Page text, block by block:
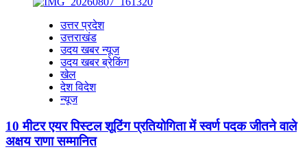
उत्तर प्रदेश
उत्तराखंड
उदय खबर न्यूज
उदय खबर ब्रेकिंग
खेल
देश विदेश
न्यूज
10 मीटर एयर पिस्टल शूटिंग प्रतियोगिता में स्वर्ण पदक जीतने वाले
अक्षय राणा सम्मानित